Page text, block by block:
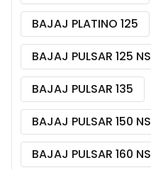
BAJAJ PLATINO 125
BAJAJ PULSAR 125 NS
BAJAJ PULSAR 135
BAJAJ PULSAR 150 NS
BAJAJ PULSAR 160 NS